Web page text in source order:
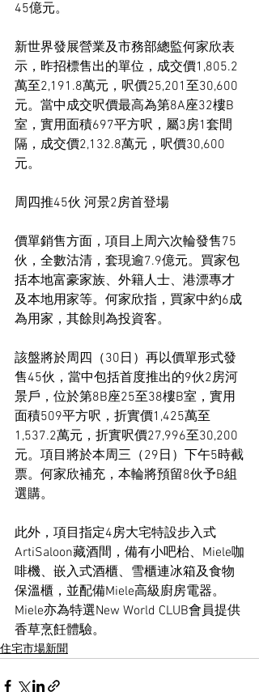
45億元。
新世界發展營業及市務部總監何家欣表
示，昨招標售出的單位，成交價1,805.2
萬至2,191.8萬元，呎價25,201至30,600
元。當中成交呎價最高為第8A座32樓B
室，實用面積697平方呎，屬3房1套間
隔，成交價2,132.8萬元，呎價30,600
元。
周四推45伙 河景2房首登場
價單銷售方面，項目上周六次輪發售75
伙，全數沽清，套現逾7.9億元。買家包
括本地富豪家族、外籍人士、港漂專才
及本地用家等。何家欣指，買家中約6成
為用家，其餘則為投資客。
該盤將於周四（30日）再以價單形式發
售45伙，當中包括首度推出的9伙2房河
景戶，位於第8B座25至38樓B室，實用
面積509平方呎，折實價1,425萬至
1,537.2萬元，折實呎價27,996至30,200
元。項目將於本周三（29日）下午5時截
票。何家欣補充，本輪將預留8伙予B組
選購。
此外，項目指定4房大宅特設步入式
ArtiSaloon藏酒間，備有小吧枱、Miele咖
啡機、嵌入式酒櫃、雪櫃連冰箱及食物
保溫櫃，並配備Miele高級廚房電器。
Miele亦為特選New World CLUB會員提供
香草烹飪體驗。
住宅市場新聞